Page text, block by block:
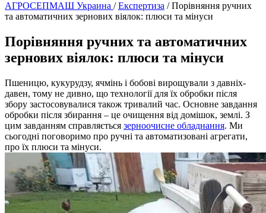
АГРОСЕПМАШ Украина /Експертиза /Порівняння ручних
та автоматичних зернових віялок: плюси та мінуси
Порівняння ручних та автоматичних
зернових віялок: плюси та мінуси
Пшеницю, кукурудзу, ячмінь і бобові вирощували з давніх-
давен, тому не дивно, що технології для їх обробки після
збору застосовувалися також тривалий час. Основне завдання
обробки після збирання – це очищення від домішок, землі. З
цим завданням справляється зерноочисне обладнання. Ми
сьогодні поговоримо про ручні та автоматизовані агрегати,
про їх плюси та мінуси.